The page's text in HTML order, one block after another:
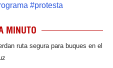
#protesta
MINUTO
ruta segura para buques en el